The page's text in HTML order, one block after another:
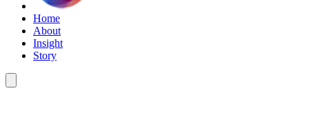
Home
About
Insight
Story